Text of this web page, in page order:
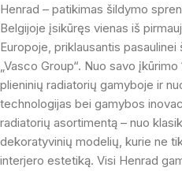
Henrad – patikimas šildymo
Belgijoje įsikūręs vienas iš
Europoje, priklausantis
„Vasco Group“. Nuo savo
plieninių radiatorių gamyboje ir
technologijas bei gamybos
radiatorių asortimentą – nuo
dekoratyvinių modelių, kurie ne
interjero estetiką. Visi Henrad